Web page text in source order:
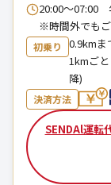
20:00〜07:00
※時間外でも
初乗り
0.9kmま
1kmご
降)
決済方法
SENDAl運転